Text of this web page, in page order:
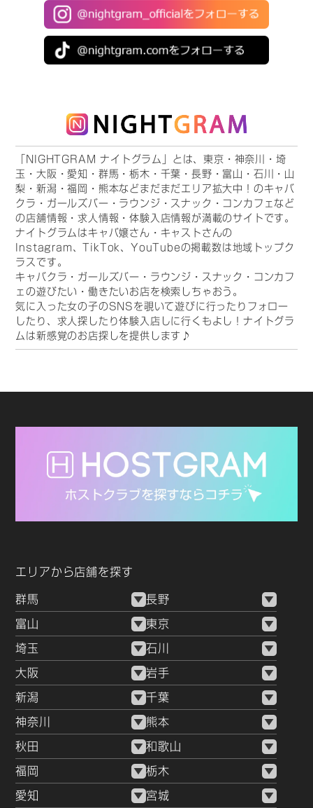
「NIGHTGRAM ナイトグラム」とは、東京・神奈川・埼
玉・大阪・愛知・群馬・栃木・千葉・長野・富山・石川・山
梨・新潟・福岡・熊本などまだまだエリア拡大中！のキャバ
クラ・ガールズバー・ラウンジ・スナック・コンカフェなど
の店舗情報・求人情報・体験入店情報が満載のサイトです。
ナイトグラムはキャバ嬢さん・キャストさんの
Instagram、TikTok、YouTubeの掲載数は地域トップク
ラスです。
キャバクラ・ガールズバー・ラウンジ・スナック・コンカフ
ェの遊びたい・働きたいお店を検索しちゃおう。
気に入った女の子のSNSを覗いて遊びに行ったりフォロー
したり、求人探したり体験入店しに行くもよし！ナイトグラ
ムは新感覚のお店探しを提供します♪
エリアから店舗を探す
群馬 長野
富山 東京
埼玉 石川
大阪 岩手
新潟 千葉
神奈川 熊本
秋田 和歌山
福岡 栃木
愛知 宮城